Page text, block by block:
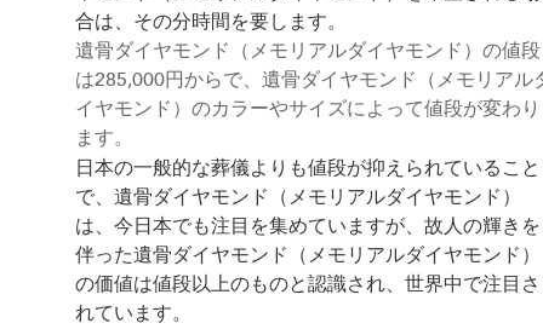
合は、その分時間を要します。
遺骨ダイヤモンド（メモリアルダイヤモンド）の値段
は285,000円からで、遺骨ダイヤモンド（メモリアル
イヤモンド）のカラーやサイズによって値段が変わり
ます。
日本の一般的な葬儀よりも値段が抑えられていること
で、遺骨ダイヤモンド（メモリアルダイヤモンド）
は、今日本でも注目を集めていますが、故人の輝きを
伴った遺骨ダイヤモンド（メモリアルダイヤモンド）
の価値は値段以上のものと認識され、世界中で注目さ
れています。